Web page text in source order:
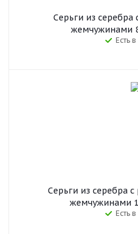
Серьги из
жемчужинами
Есть
Серьги из серебра
жемчужинами
Есть